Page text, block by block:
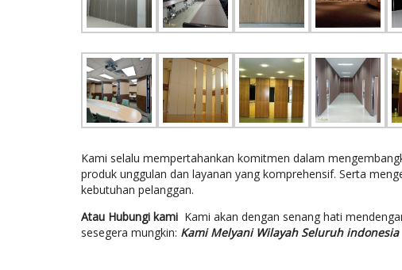
Kami selalu mempertahankan komitmen dalam
produk unggulan dan layanan yang komprehensif. Serta
kebutuhan pelanggan.
Atau Hubungi kami Kami akan dengan senang hati
sesegera mungkin: Kami Melyani Wilayah Seluruh indonesia